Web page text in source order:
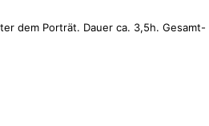
dem Porträt. Dauer ca. 3,5h. Gesamt-